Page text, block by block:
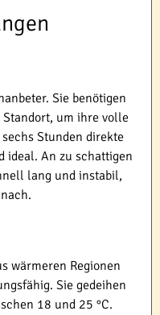
Sie benötigen
um ihre volle
Stunden direkte
ideal. An zu schattigen
lang und instabil,
wärmeren Regionen
Sie gedeihen
18 und 25 °C.